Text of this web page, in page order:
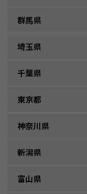
群馬県
埼玉県
千葉県
東京都
神奈川県
新潟県
富山県